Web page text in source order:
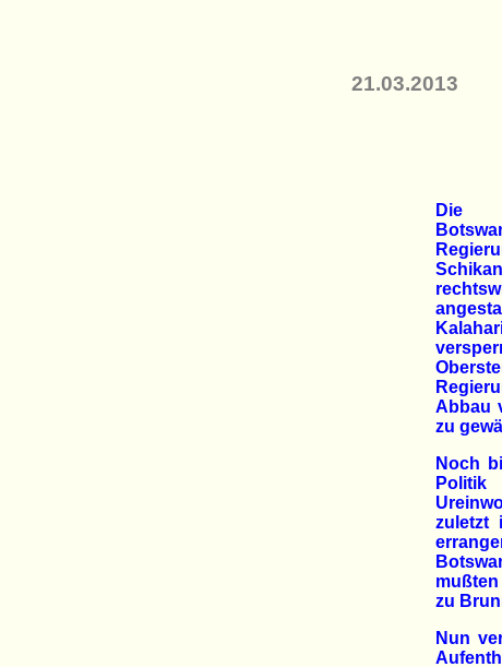
21.03.2013
Die
Abbau
zu
Noch
zuletzt
zu
Nun